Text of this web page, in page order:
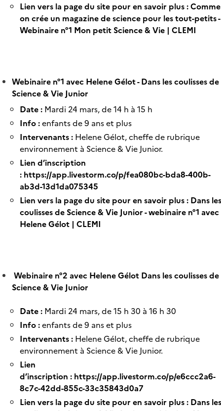
Lien vers la page du site pour en savoir plus :
on crée un magazine de science pour les tout-petits -
Webinaire n°1 Mon petit Science & Vie | CLEMI
Webinaire n°1 avec Helene Gélot - Dans les coulisses de
Science & Vie Junior
Date : Mardi 24 mars, de 14 h à 15 h
Info :enfants de 9 ans et plus
Intervenants : Helene Gélot, cheffe de rubrique
environnement à Science & Vie Junior.
Lien d’inscription
: https://app.livestorm.co/p/fea080bc-bda8-400b-
ab3d-13d1da075345
Lien vers la page du site pour en savoir plus : Dans les
coulisses de Science & Vie Junior - webinaire n°1 avec
Helene Gélot | CLEMI
Webinaire n°2 avec Helene Gélot Dans les coulisses de
Science & Vie Junior
Date : Mardi 24 mars, de 15 h 30 à 16 h 30
Info :enfants de 9 ans et plus
Intervenants : Helene Gélot, cheffe de rubrique
environnement à Science & Vie Junior.
Lien
d’inscription : https://app.livestorm.co/p/e6ccc2a6-
8c7c-42dd-855c-33c35843d0a7
Lien vers la page du site pour en savoir plus : Dans les